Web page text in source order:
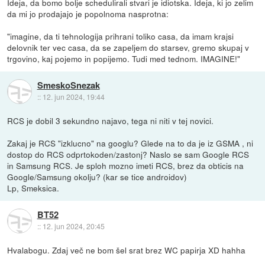
da mi jo prodajajo je popolnoma nasprotna:
"imagine, da ti tehnologija prihrani toliko casa, da imam krajsi
delovnik ter vec casa, da se zapeljem do starsev, gremo skupaj v
trgovino, kaj pojemo in popijemo. Tudi med tednom. IMAGINE!"
SmeskoSnezak
:: 12. jun 2024, 19:44
RCS je dobil 3 sekundno najavo, tega ni niti v tej novici.
Zakaj je RCS "izklucno" na googlu? Glede na to da je iz GSMA , ni
dostop do RCS odprtokoden/zastonj? Naslo se sam Google RCS
in Samsung RCS. Je sploh mozno imeti RCS, brez da obticis na
Google/Samsung okolju? (kar se tice androidov)
Lp, Smeksica.
BT52
:: 12. jun 2024, 20:45
Hvalabogu. Zdaj več ne bom šel srat brez WC papirja XD hahha